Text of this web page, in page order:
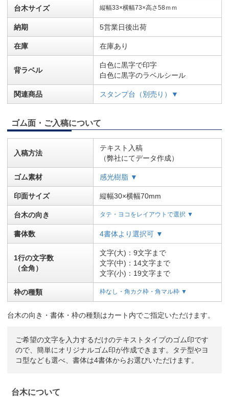
台木サイズ 縦幅33×横幅73×高さ58ｍｍ
納期 5営業日後出荷
在庫 在庫あり
背ラベル
白色に黒字で印字
白色に黒字のラベルシール
関連商品 スタンプ台（別売り）▼
ゴム面・ご入稿について
入稿方法
テキスト入稿
（弊社にてデータ作成）
ゴム素材 感光樹脂 ▼
印面サイズ 縦幅30×横幅70mm
台木の向き タテ・ヨコをレイアウトで選択 ▼
書体数 4書体より選択可 ▼
1行の文字数
（全角）
文字(大)：9文字まで
文字(中)：14文字まで
文字(小)：19文字まで
枠の種類 枠なし・角カク枠・角マル枠 ▼
台木の向き・書体・枠の種類はカート内でご指定いただけます。
ご希望の文字を入力するだけのテキストタイプのゴム印です
ので、簡単にオリジナルゴム印が作成できます。タテ型やヨ
コ型なども選べ、書体は4書体からお選びいただけます。
台木について